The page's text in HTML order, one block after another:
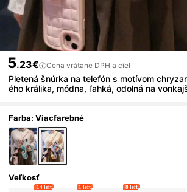
5.23€ Cena vrátane DPH a ciel
Pletená šnúrka na telefón s motívom
ého králika, módna, ľahká, odolná na
ateľov, narodeniny, sviatky
Farba: Viacfarebné
Veľkosť
14 left 1 left 8 left